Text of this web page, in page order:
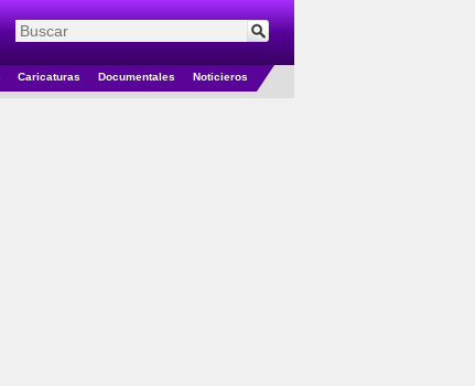
Caricaturas Documentales Noticieros